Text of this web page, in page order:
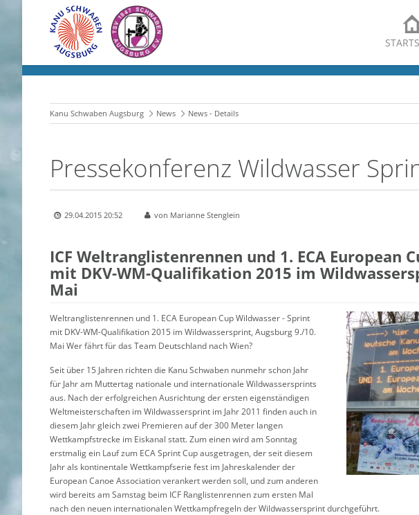
Kanu Schwaben Augsburg News News - Details
Pressekonferenz Wildwasser
29.04.2015 20:52 von Marianne Stenglein
ICF Weltranglistenrennen und 1. ECA European
mit DKV-WM-Qualifikation 2015 im
Mai
Weltranglistenrennen und 1. ECA European Cup Wildwasser - Sprint
mit DKV-WM-Qualifikation 2015 im Wildwassersprint, Augsburg 9./10.
Mai Wer fährt für das Team Deutschland nach Wien?
Seit über 15 Jahren richten die Kanu Schwaben nunmehr schon Jahr
für Jahr am Muttertag nationale und internationale Wildwassersprints
aus. Nach der erfolgreichen Ausrichtung der ersten eigenständigen
Weltmeisterschaften im Wildwassersprint im Jahr 2011 finden auch in
diesem Jahr gleich zwei Premieren auf der 300 Meter langen
Wettkampfstrecke im Eiskanal statt. Zum einen wird am Sonntag
erstmalig ein Lauf zum ECA Sprint Cup ausgetragen, der seit diesem
Jahr als kontinentale Wettkampfserie fest im Jahreskalender der
European Canoe Association verankert werden soll, und zum anderen
wird bereits am Samstag beim ICF Ranglistenrennen zum ersten Mal
nach den neuen internationalen Wettkampfregeln der Wildwassersprint durchgeführt.